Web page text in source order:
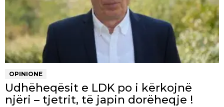
OPINIONE
Udhëheqësit e LDK po i kërkojnë
njëri – tjetrit, të japin dorëheqje !